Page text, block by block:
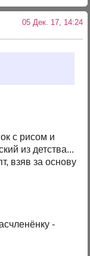
05 Дек. 17, 14:24
с рисом и
из детства...
взяв за основу
-